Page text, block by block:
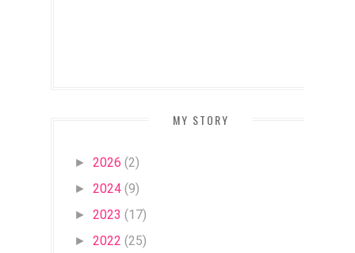
MY STORY
► 2026 (2)
► 2024 (9)
► 2023 (17)
► 2022 (25)